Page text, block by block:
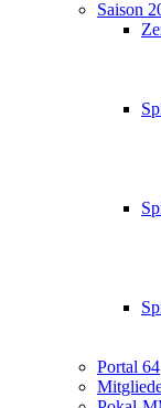
Saison
Portal 64